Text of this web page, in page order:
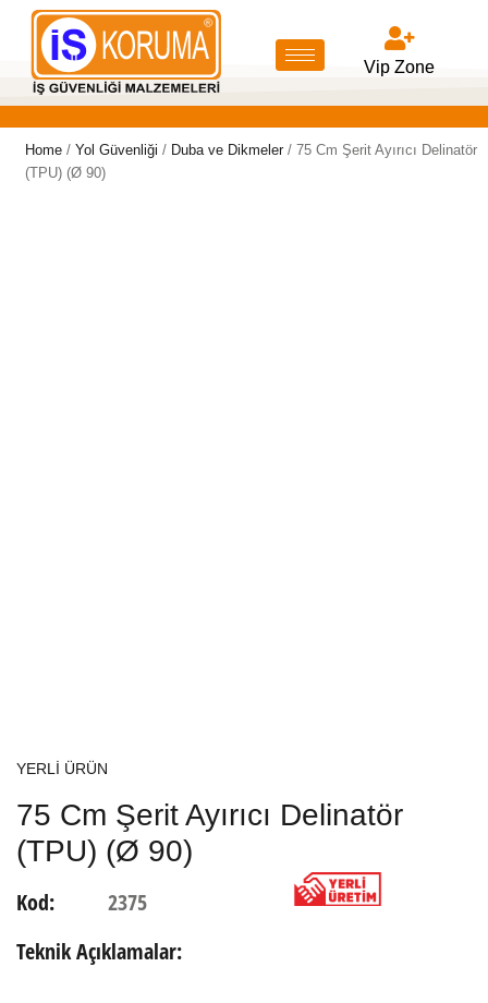
Vip Zone
Home/ Yol Güvenliği / Duba ve Dikmeler/ 75 Cm Şerit Ayırıcı Delinatör
(TPU) (Ø 90)
YERLİ ÜRÜN
75 Cm Şerit Ayırıcı Delinatör
(TPU) (Ø 90)
Kod:
2375
Teknik Açıklamalar: